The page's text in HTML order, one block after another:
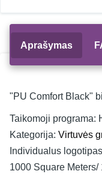
Aprašymas
"PU Comfort Black"
Taikomoji programa:
Kategorija: Virtuvės
Individualus
1000 Square